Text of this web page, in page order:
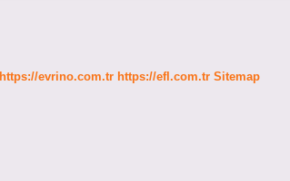
https://evrino.com.tr https://efl.com.tr Sitemap